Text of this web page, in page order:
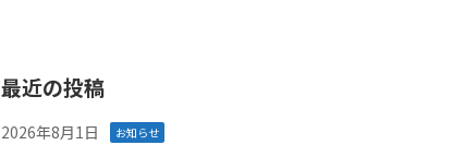
最近の投稿
2026年8月1日 お知らせ